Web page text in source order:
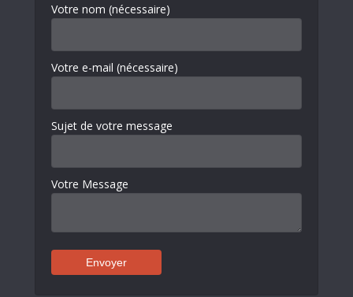
Votre nom (nécessaire)
Votre e-mail (nécessaire)
Sujet de votre message
Votre Message